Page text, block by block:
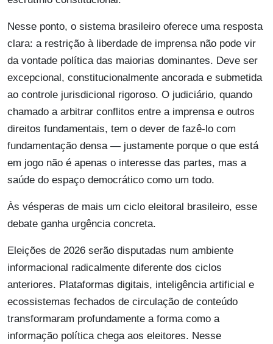
Nesse ponto, o sistema brasileiro oferece uma resposta
clara: a restrição à liberdade de imprensa não pode vir
da vontade política das maiorias dominantes. Deve ser
excepcional, constitucionalmente ancorada e submetida
ao controle jurisdicional rigoroso. O judiciário, quando
chamado a arbitrar conflitos entre a imprensa e outros
direitos fundamentais, tem o dever de fazê-lo com
fundamentação densa — justamente porque o que está
em jogo não é apenas o interesse das partes, mas a
saúde do espaço democrático como um todo.
Às vésperas de mais um ciclo eleitoral brasileiro, esse
debate ganha urgência concreta.
Eleições de 2026 serão disputadas num ambiente
informacional radicalmente diferente dos ciclos
anteriores. Plataformas digitais, inteligência artificial e
ecossistemas fechados de circulação de conteúdo
transformaram profundamente a forma como a
informação política chega aos eleitores. Nesse